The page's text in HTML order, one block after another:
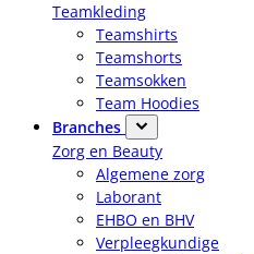
Teamkleding
Teamshirts
Teamshorts
Teamsokken
Team Hoodies
Branches
Zorg en Beauty
Algemene zorg
Laborant
EHBO en BHV
Verpleegkundige